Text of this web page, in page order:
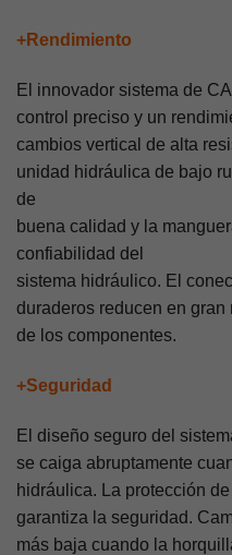
+Rendimiento
El innovador sistema de
control preciso y un
cambios vertical de alta
unidad hidráulica de bajo
de
buena calidad y la
confiabilidad del
sistema hidráulico. El
duraderos reducen en
de los componentes.
+Seguridad
El diseño seguro del
se caiga abruptamente
hidráulica. La protección
garantiza la seguridad.
más baja cuando la